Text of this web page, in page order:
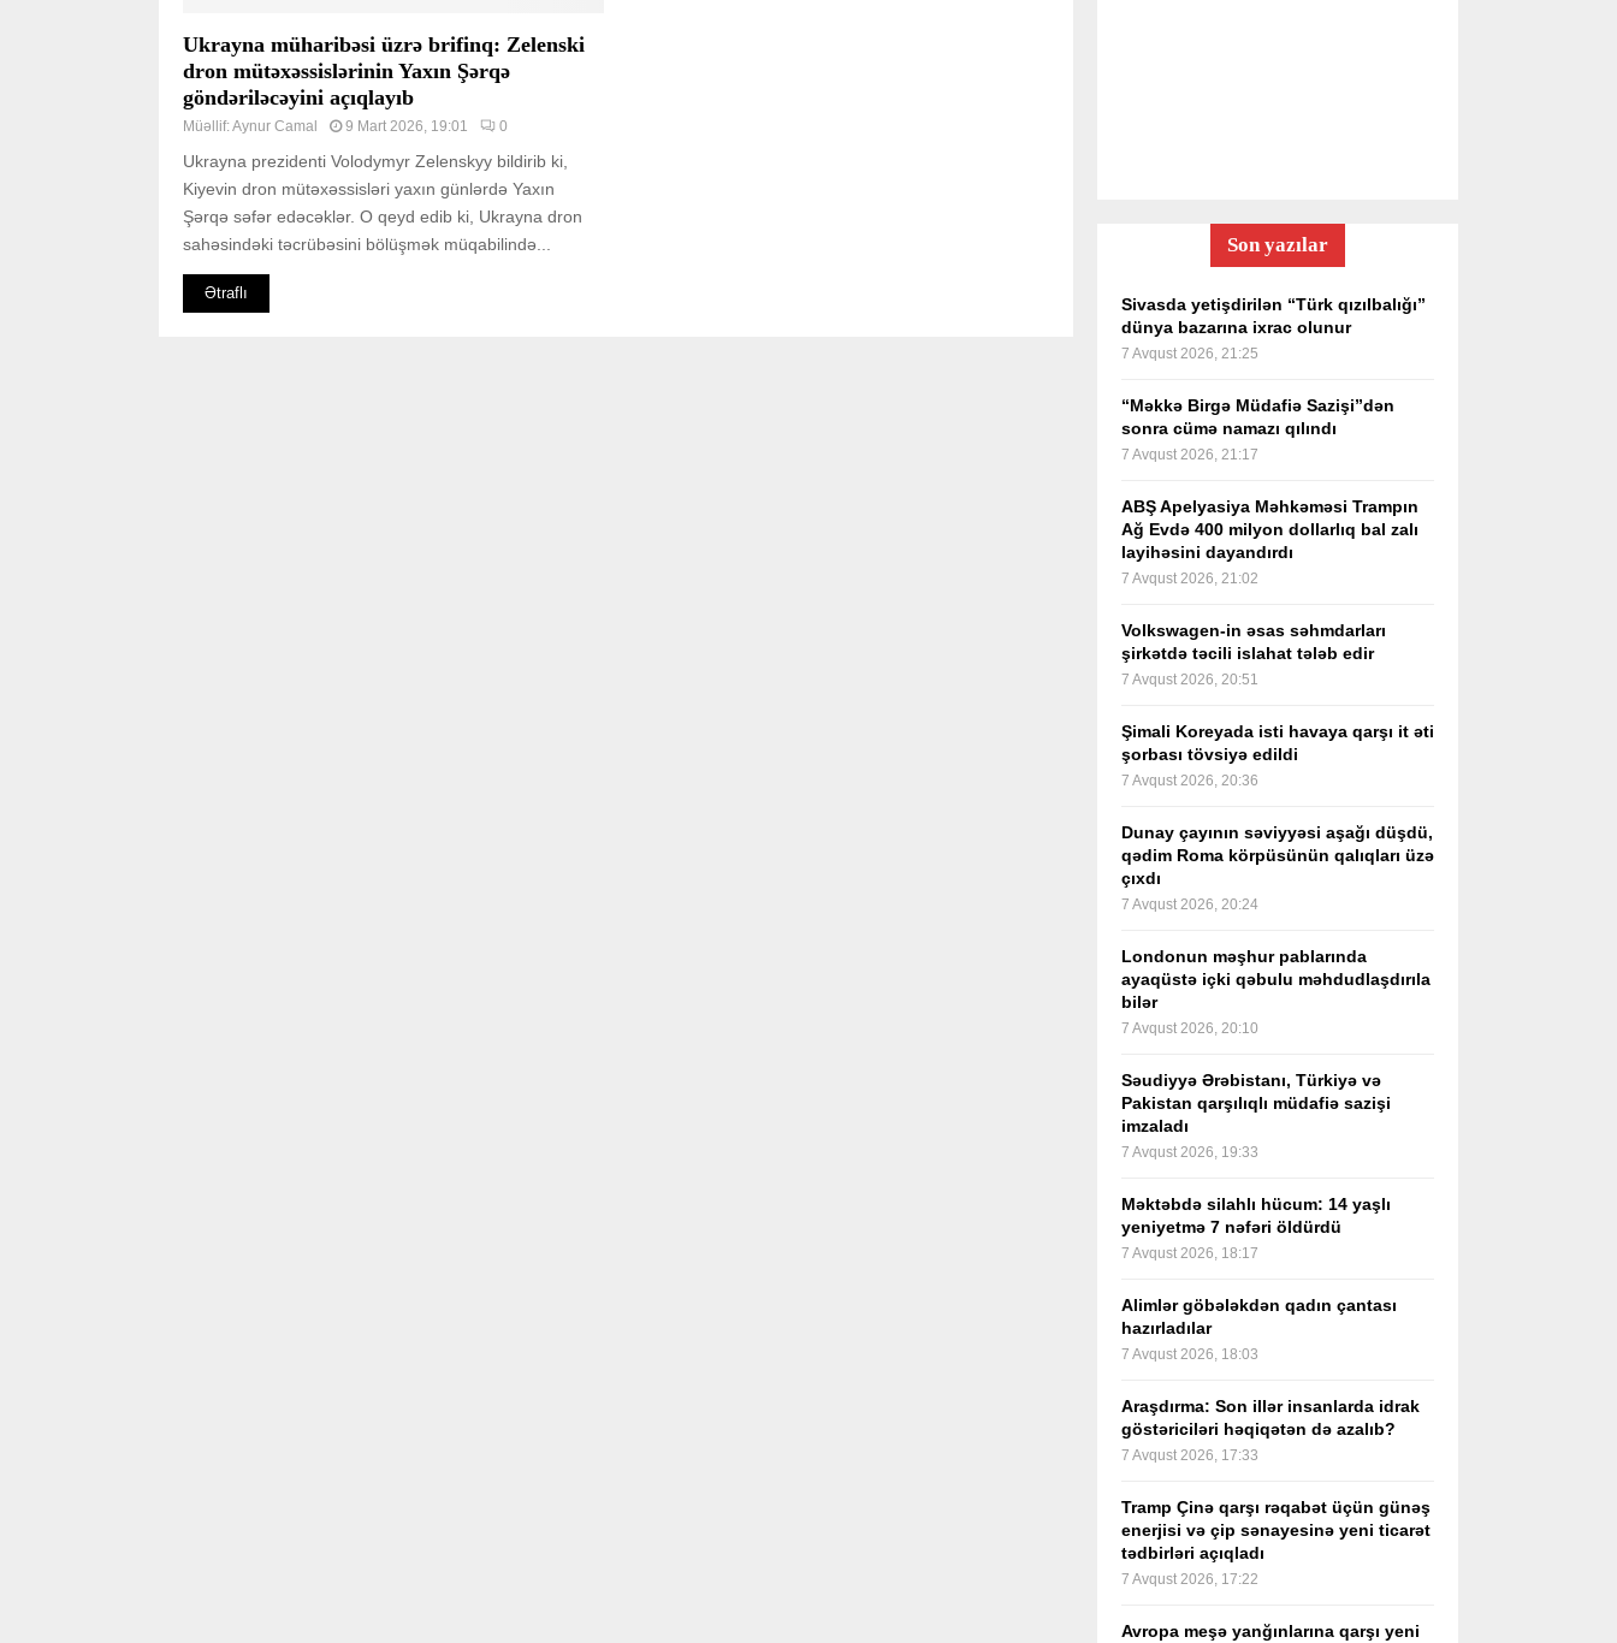
Ukrayna müharibəsi üzrə brifinq: Zelenski
dron mütəxəssislərinin Yaxın Şərqə
göndəriləcəyini açıqlayıb
Müəllif:Aynur Camal 9 Mart 2026, 19:01 0
Ukrayna prezidenti Volodymyr Zelenskyy bildirib ki,
Kiyevin dron mütəxəssisləri yaxın günlərdə Yaxın
Şərqə səfər edəcəklər. O qeyd edib ki, Ukrayna dron
sahəsindəki təcrübəsini bölüşmək müqabilində...
Ətraflı
Son yazılar
Sivasda yetişdirilən “Türk qızılbalığı”
dünya bazarına ixrac olunur
7 Avqust 2026, 21:25
“Məkkə Birgə Müdafiə Sazişi”dən
sonra cümə namazı qılındı
7 Avqust 2026, 21:17
ABŞ Apelyasiya Məhkəməsi Trampın
Ağ Evdə 400 milyon dollarlıq bal zalı
layihəsini dayandırdı
7 Avqust 2026, 21:02
Volkswagen-in əsas səhmdarları
şirkətdə təcili islahat tələb edir
7 Avqust 2026, 20:51
Şimali Koreyada isti havaya qarşı it əti
şorbası tövsiyə edildi
7 Avqust 2026, 20:36
Dunay çayının səviyyəsi aşağı düşdü,
qədim Roma körpüsünün qalıqları üzə
çıxdı
7 Avqust 2026, 20:24
Londonun məşhur pablarında
ayaqüstə içki qəbulu məhdudlaşdırıla
bilər
7 Avqust 2026, 20:10
Səudiyyə Ərəbistanı, Türkiyə və
Pakistan qarşılıqlı müdafiə sazişi
imzaladı
7 Avqust 2026, 19:33
Məktəbdə silahlı hücum: 14 yaşlı
yeniyetmə 7 nəfəri öldürdü
7 Avqust 2026, 18:17
Alimlər göbələkdən qadın çantası
hazırladılar
7 Avqust 2026, 18:03
Araşdırma: Son illər insanlarda idrak
göstəriciləri həqiqətən də azalıb?
7 Avqust 2026, 17:33
Tramp Çinə qarşı rəqabət üçün günəş
enerjisi və çip sənayesinə yeni ticarət
tədbirləri açıqladı
7 Avqust 2026, 17:22
Avropa meşə yanğınlarına qarşı yeni